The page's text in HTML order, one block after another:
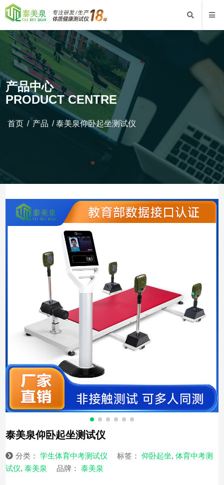
产品中心
PRODUCT CENTRE
首页 / 产品 /泰美泉仰卧起坐测试仪
泰美泉仰卧起坐测试仪
分类：学生体育中考测试仪 标签：仰卧起坐,体育中考测
试仪,泰美泉 品牌：泰美泉